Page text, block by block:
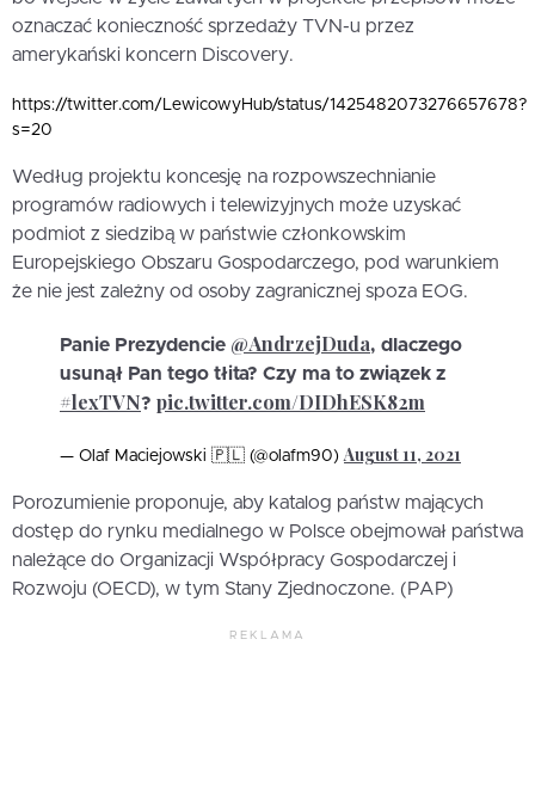
oznaczać konieczność sprzedaży TVN-u przez
amerykański koncern Discovery.
https://twitter.com/LewicowyHub/status/1425482073276657678?
s=20
Według projektu koncesję na rozpowszechnianie
programów radiowych i telewizyjnych może uzyskać
podmiot z siedzibą w państwie członkowskim
Europejskiego Obszaru Gospodarczego, pod warunkiem
że nie jest zależny od osoby zagranicznej spoza EOG.
Panie Prezydencie @AndrzejDuda, dlaczego
usunął Pan tego tłita? Czy ma to związek z
#lexTVN? pic.twitter.com/DIDhESK82m
— Olaf Maciejowski 🇵🇱 (@olafm90)August 11, 2021
Porozumienie proponuje, aby katalog państw mających
dostęp do rynku medialnego w Polsce obejmował państwa
należące do Organizacji Współpracy Gospodarczej i
Rozwoju (OECD), w tym Stany Zjednoczone. (PAP)
REKLAMA